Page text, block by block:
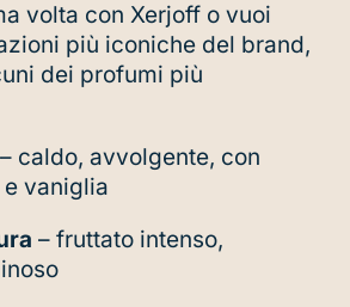
volta con Xerjoff o vuoi
più iconiche del brand,
dei profumi più
– caldo, avvolgente, con
vaniglia
– fruttato intenso,